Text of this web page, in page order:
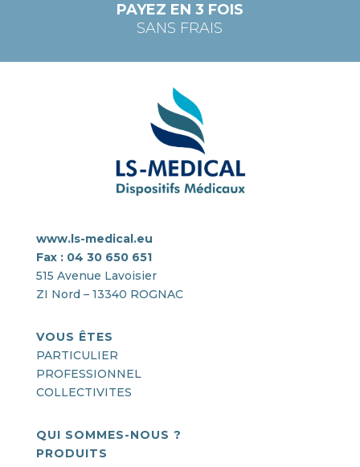
PAYEZ EN 3 FOIS
SANS FRAIS
www.ls-medical.eu
Fax : 04 30 650 651
515 Avenue Lavoisier
ZI Nord – 13340 ROGNAC
VOUS ÊTES
PARTICULIER
PROFESSIONNEL
COLLECTIVITES
QUI SOMMES-NOUS ?
PRODUITS